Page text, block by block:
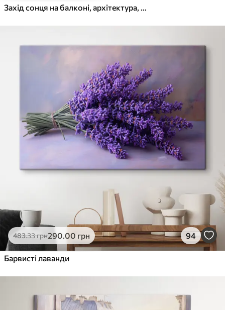
Захід сонця на балконі, архітектура, квітучі квіти, акварельний стиль, середземноморський
483.33грн290.00 грн 94
Барвисті лаванди